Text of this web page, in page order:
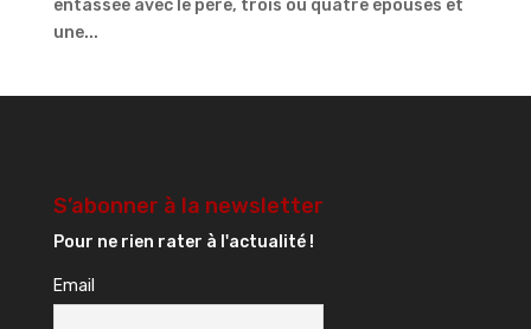
entassée avec le père, trois ou quatre épouses et
une...
S’abonner à la newsletter
Pour ne rien rater à l'actualité !
Email